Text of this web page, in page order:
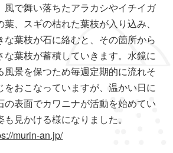
風で舞い落ちたアラカシやイチイガ
葉、スギの枯れた葉枝が入り込み、
な葉枝が石に絡むと、その箇所から
な葉枝が蓄積していきます。水鏡に
風景を保つため毎週定期的に流れそ
をおこなっていますが、温かい日に
の表面でカワニナが活動を始めてい
も見かける様になりました。
murin-an.jp/